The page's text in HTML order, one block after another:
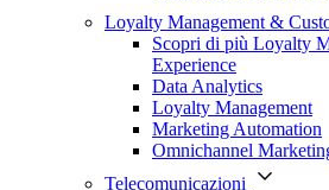
Loyalty Management &
Scopri di più Loyalty
Experience
Data Analytics
Loyalty Management
Marketing Automation
Omnichannel
Telecomunicazioni